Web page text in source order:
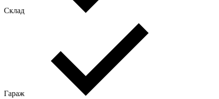
Склад
Гараж